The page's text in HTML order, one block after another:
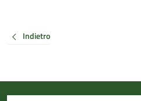
Indietro